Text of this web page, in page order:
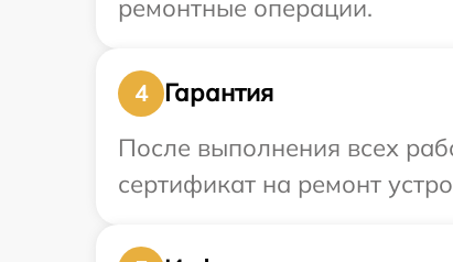
ремонтные операции.
4
Гарантия
После выполнения всех
сертификат на ремонт